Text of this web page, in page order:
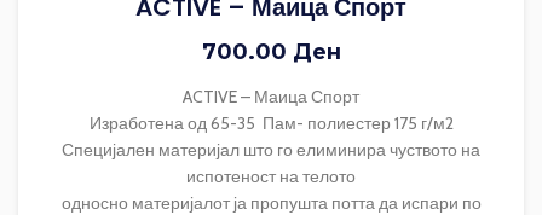
ACTIVE – Маица Спорт
700.00 Ден
ACTIVE – Маица Спорт
Изработена од 65-35 Пам- полиестер 175 г/м2
Специјален материјал што го елиминира чуството на
испотеност на телото
односно материјалот ја пропушта потта да испари по